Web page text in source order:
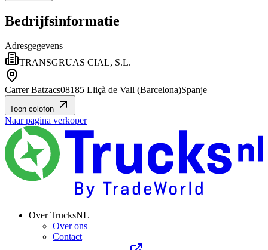
Bedrijfsinformatie
Adresgegevens
TRANSGRUAS CIAL, S.L.
Carrer Batzacs08185 Lliçà de Vall (Barcelona)Spanje
Toon colofon
Naar pagina verkoper
Over TrucksNL
Over ons
Contact